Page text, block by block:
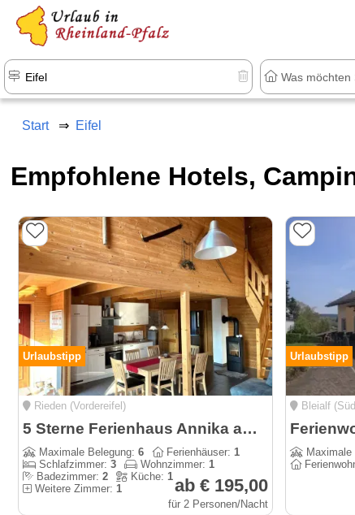
Start Eifel
Empfohlene Hotels,
Urlaubstipp
Rieden (Vordereifel)
5 Sterne Ferienhaus Annika am idyllischen Waldsee Rieden
Maximale Belegung:6 Ferienhäuser:1
Schlafzimmer:3 Wohnzimmer:1
Badezimmer:2 Küche:1
Weitere Zimmer:1 ab € 195,00
für 2 Personen/Nacht
Urlaubstipp
Bleialf